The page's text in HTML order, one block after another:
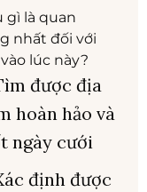
gì là quan
nhất đối với
lúc này?
được địa
hoàn hảo và
ngày cưới
định được